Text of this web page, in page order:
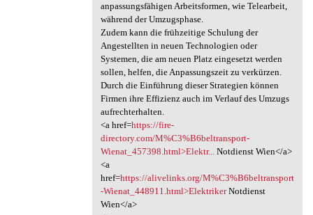
anpassungsfähigen Arbeitsformen, wie Telearbeit,
während der Umzugsphase.
Zudem kann die frühzeitige Schulung der
Angestellten in neuen Technologien oder
Systemen, die am neuen Platz eingesetzt werden
sollen, helfen, die Anpassungszeit zu verkürzen.
Durch die Einführung dieser Strategien können
Firmen ihre Effizienz auch im Verlauf des Umzugs
aufrechterhalten.
<a href=https://fire-
directory.com/M%C3%B6beltransport-
Wienat_457398.html>Elektr...Notdienst Wien</a>
<a
href=https://alivelinks.org/M%C3%B6beltransport
-Wienat_448911.html>ElektrikerNotdienst
Wien</a>